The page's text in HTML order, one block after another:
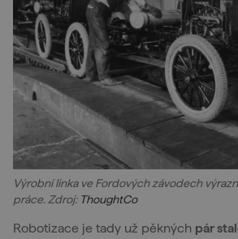
Výrobní linka ve Fordových závodech
práce. Zdroj: ThoughtCo
Robotizace je tady už pěkných pár